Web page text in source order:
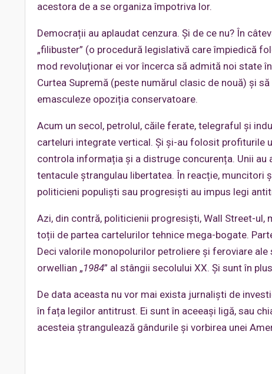
acestora de a se organiza împotriva lor.
Democrații au aplaudat cenzura. Și de ce nu? În
„filibuster” (o procedură legislativă care împiedică
mod revoluționar ei vor încerca să admită noi state
Curtea Supremă (peste numărul clasic de nouă) și
emasculeze opoziția conservatoare.
Acum un secol, petrolul, căile ferate, telegraful și
carteluri integrate vertical. Și și-au folosit profiturile
controla informația și a distruge concurența. Unii
tentacule ștrangulau libertatea. În reacție,
politicieni populiști sau progresiști au impus legi
Azi, din contră, politicienii progresiști, Wall Street-
toții de partea cartelurilor tehnice mega-bogate.
Deci valorile monopolurilor petroliere și feroviare
orwellian „1984” al stângii secolului XX. Și sunt în
De data aceasta nu vor mai exista jurnaliști de
în fața legilor antitrust. Ei sunt în aceeași ligă, sau
acesteia ștrangulează gândurile și vorbirea unei